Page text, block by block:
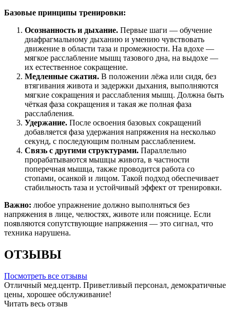
Базовые принципы тренировки:
Осознанность и дыхание. Первые шаги — обучение
диафрагмальному дыханию и умению чувствовать
движение в области таза и промежности. На вдохе —
мягкое расслабление мышц тазового дна, на выдохе —
их естественное сокращение.
Медленные сжатия. В положении лёжа или сидя, без
втягивания живота и задержки дыхания, выполняются
мягкие сокращения и расслабления мышц. Должна быть
чёткая фаза сокращения и такая же полная фаза
расслабления.
Удержание. После освоения базовых сокращений
добавляется фаза удержания напряжения на несколько
секунд, с последующим полным расслаблением.
Связь с другими структурами. Параллельно
прорабатываются мышцы живота, в частности
поперечная мышца, также проводится работа со
стопами, осанкой и лицом. Такой подход обеспечивает
стабильность таза и устойчивый эффект от тренировки.
Важно: любое упражнение должно выполняться без
напряжения в лице, челюстях, животе или пояснице. Если
появляются сопутствующие напряжения — это сигнал, что
техника нарушена.
ОТЗЫВЫ
Посмотреть все отзывы
Отличный мед.центр. Приветливый персонал, демократичные
цены, хорошее обслуживание!
Читать весь отзыв